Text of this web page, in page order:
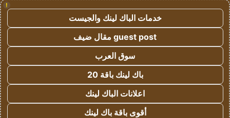
!
خدمات الباك لينك والجيست
guest post مقال ضيف
سوق العرب
باك لينك باقة 20
اعلانات الباك لينك
أقوى باقة باك لينك